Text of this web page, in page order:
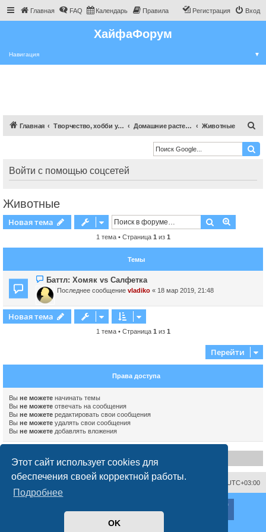
Этот сайт использует cookies для
обеспечения своей корректной работы.
Подробнее
OK
Главная FAQ Календарь Правила Вход
Регистрация
ХайфаФорум
Навигация ▼
Главная Творчество, хобби участников Домашние растения, животные Животные
и
к
Войти с помощью соцсетей
Животные
Новая тема Поиск
1 тема • Страница 1 из 1
Темы
Баттл: Хомяк vs Салфетка
Последнее сообщение vladiko « 18 мар 2019, 21:48
Новая тема
1 тема • Страница 1 из 1
Перейти
Права доступа
Вы не можете начинать темы
Вы не можете отвечать на сообщения
Вы не можете редактировать свои сообщения
Вы не можете удалять свои сообщения
Вы не можете добавлять вложения
Disclaimer
UTC+03:00
Связаться с администрацией
® Forum Software © phpBB Limited